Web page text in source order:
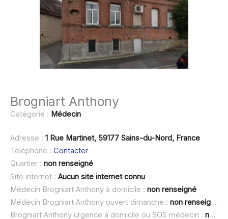
Brogniart Anthony
Catégorie : Médecin
Adresse : 1 Rue Martinet, 59177 Sains-du-Nord, France
Téléphone : Contacter
Quartier : non renseigné
Site internet : Aucun site internet connu
Médecin Brogniart Anthony à domicile : non renseigné
Médecin Brogniart Anthony ouvert dimanche : non renseigné
Brogniart Anthony urgence à domicile ou SOS médecin : non renseigné